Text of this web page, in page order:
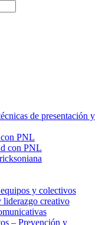
de presentación y
PNL
con PNL
y colectivos
liderazgo creativo
– Prevención y